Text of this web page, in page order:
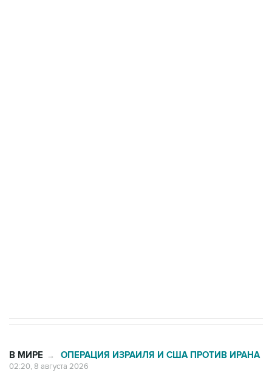
В МИРЕ → ОПЕРАЦИЯ ИЗРАИЛЯ И США ПРОТИВ ИРАНА
02:20, 8 августа 2026